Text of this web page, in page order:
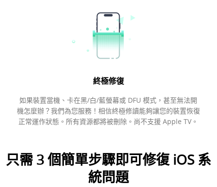
終極修復
如果裝置當機、卡在黑/白/藍螢幕或 DFU 模式，甚至無法開
機怎麼辦？我們為您服務！相信終極修讀能夠讓您的裝置恢復
正常運作狀態。所有資源都將被刪除。尚不支援 Apple TV。
只需 3 個簡單步驟即可修復 iOS 系
統問題